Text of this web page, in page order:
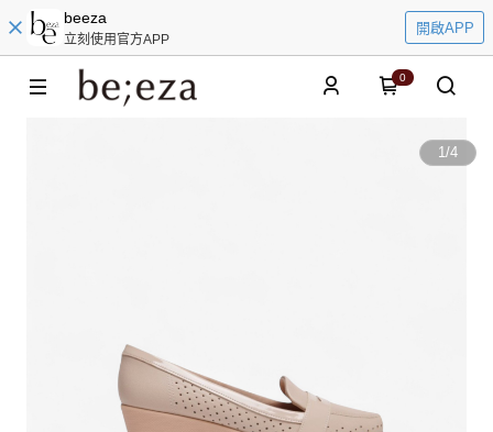
beeza
立刻使用官方APP
開啟APP
0
1/4